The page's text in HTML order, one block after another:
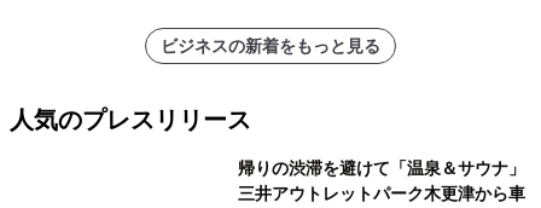
ビジネスの新着をもっと見る
人気のプレスリリース
帰りの渋滞を避けて「温泉＆サウナ」
三井アウトレットパーク木更津から車